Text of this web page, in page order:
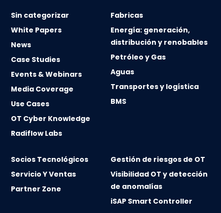
Sin categorizar
White Papers
News
Case Studies
Events & Webinars
Media Coverage
Use Cases
OT Cyber Knowledge
Radiflow Labs
Fabricas
Energía: generación,
distribución y renobables
Petróleo y Gas
Aguas
Transportes y logística
BMS
Socios Tecnológicos
Servicio Y Ventas
Partner Zone
Gestión de riesgos de OT
Visibilidad OT y detección
de anomalías
iSAP Smart Controller